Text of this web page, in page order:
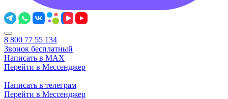
8 800 77 55 134
Звонок бесплатный
Написать в MAX
Перейти в Мессенджер
Написать в телеграм
Перейти в Мессенджер